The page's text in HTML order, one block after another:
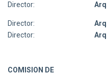
Director:
Director:
Director:
COMISION DE